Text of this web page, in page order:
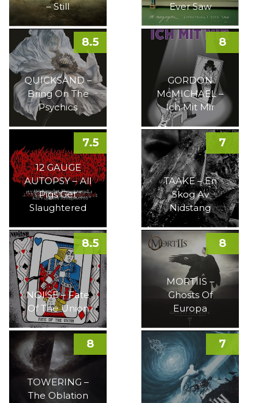
– Still
Ever Saw
QUICKSAND –
Bring On The
Psychics
8.5
GORDON
McMICHAEL –
Ich Mit Mir
8
12 GAUGE
AUTOPSY – All
Pigs Get
Slaughtered
7.5
TAAKE – En
Skog Av
Nidstang
7
NOI!SE – Fate
Of The Union
8.5
MORTIIS –
Ghosts Of
Europa
8
TOWERING –
The Oblation
8 7